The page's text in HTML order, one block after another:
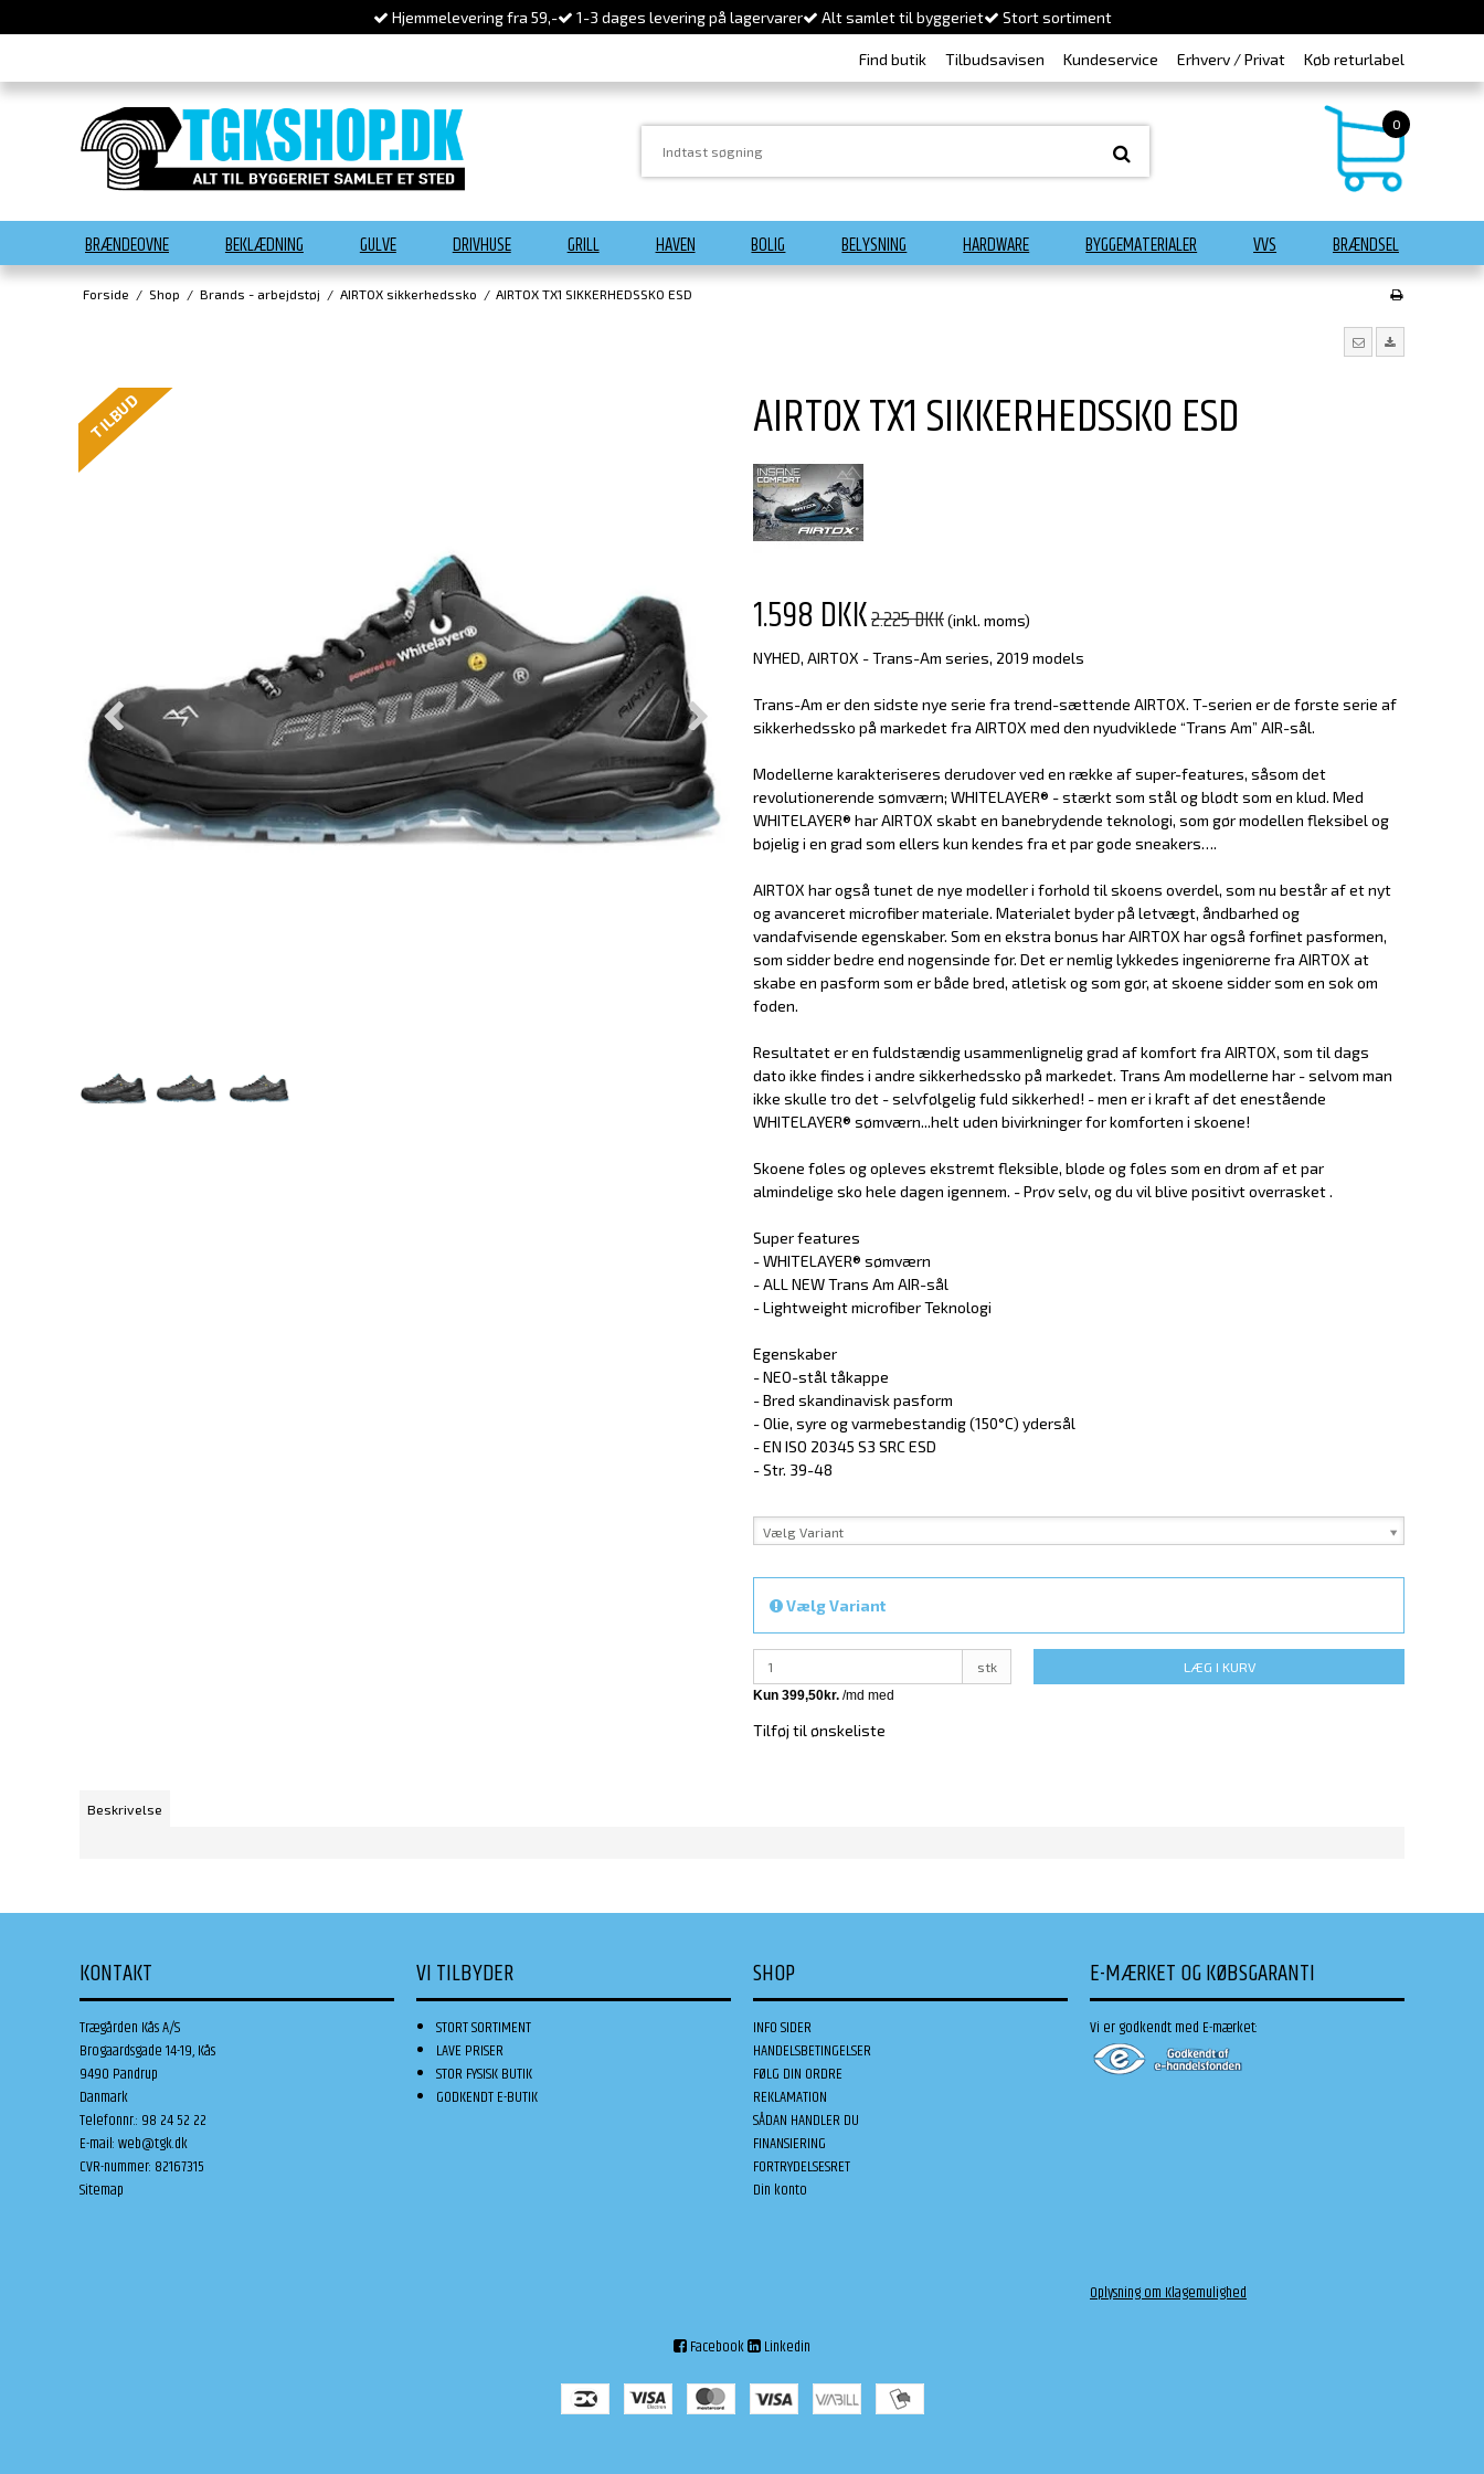
Hjemmelevering fra 59,- 1-3 dages levering på lagervarer Alt samlet til byggeriet Stort sortiment
Find butik Tilbudsavisen Kundeservice Erhverv / Privat Køb returlabel
0
BRÆNDEOVNE BEKLÆDNING GULVE DRIVHUSE GRILL HAVEN BOLIG BELYSNING HARDWARE BYGGEMATERIALER VVS BRÆNDSEL
Forside / Shop / Brands - arbejdstøj / AIRTOX sikkerhedssko / AIRTOX TX1 SIKKERHEDSSKO ESD
TILBUD AIRTOX TX1 SIKKERHEDSSKO ESD
1.598 DKK2.225 DKK(inkl. moms)
NYHED, AIRTOX - Trans-Am series, 2019 models
Trans-Am er den sidste nye serie fra trend-sættende AIRTOX. T-serien er de første serie af
sikkerhedssko på markedet fra AIRTOX med den nyudviklede “Trans Am” AIR-sål.
Modellerne karakteriseres derudover ved en række af super-features, såsom det
revolutionerende sømværn; WHITELAYER® - stærkt som stål og blødt som en klud. Med
WHITELAYER® har AIRTOX skabt en banebrydende teknologi, som gør modellen fleksibel og
bøjelig i en grad som ellers kun kendes fra et par gode sneakers….
AIRTOX har også tunet de nye modeller i forhold til skoens overdel, som nu består af et nyt
og avanceret microfiber materiale. Materialet byder på letvægt, åndbarhed og
vandafvisende egenskaber. Som en ekstra bonus har AIRTOX har også forfinet pasformen,
som sidder bedre end nogensinde før. Det er nemlig lykkedes ingeniørerne fra AIRTOX at
skabe en pasform som er både bred, atletisk og som gør, at skoene sidder som en sok om
foden.
Resultatet er en fuldstændig usammenlignelig grad af komfort fra AIRTOX, som til dags
dato ikke findes i andre sikkerhedssko på markedet. Trans Am modellerne har - selvom man
ikke skulle tro det - selvfølgelig fuld sikkerhed! - men er i kraft af det enestående
WHITELAYER® sømværn...helt uden bivirkninger for komforten i skoene!
Skoene føles og opleves ekstremt fleksible, bløde og føles som en drøm af et par
almindelige sko hele dagen igennem. - Prøv selv, og du vil blive positivt overrasket .
Super features
- WHITELAYER® sømværn
- ALL NEW Trans Am AIR-sål
- Lightweight microfiber Teknologi
Egenskaber
- NEO-stål tåkappe
- Bred skandinavisk pasform
- Olie, syre og varmebestandig (150°C) ydersål
- EN ISO 20345 S3 SRC ESD
- Str. 39-48
Vælg Variant
Vælg Variant
stk LÆG I KURV
Tilføj til ønskeliste
Beskrivelse
KONTAKT
Trægården Kås A/S
Brogaardsgade 14-19, Kås
9490 Pandrup
Danmark
Telefonnr.: 98 24 52 22
E-mail:web@tgk.dk
CVR-nummer: 82167315
Sitemap
VI TILBYDER
STORT SORTIMENT
LAVE PRISER
STOR FYSISK BUTIK
GODKENDT E-BUTIK
SHOP
INFO SIDER
HANDELSBETINGELSER
FØLG DIN ORDRE
REKLAMATION
SÅDAN HANDLER DU
FINANSIERING
FORTRYDELSESRET
Din konto
E-MÆRKET OG KØBSGARANTI
Vi er godkendt med E-mærket:
Oplysning om Klagemulighed
Facebook Linkedin